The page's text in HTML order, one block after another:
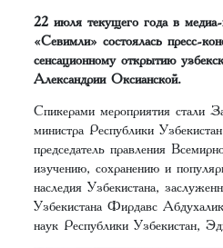
22 июля текущего года в медиа-
«Севимли» состоялась пресс-
сенсационному открытию
Александрии Оксианской.
Спикерами мероприятия стали
министра Республики
председатель правления
изучению, сохранению и
наследия Узбекистана,
Узбекистана Фирдавс
наук Республики Узбекистан,